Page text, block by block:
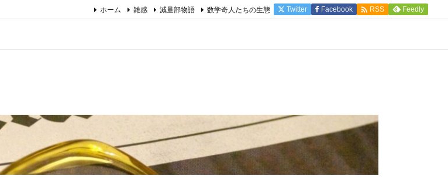
ホーム 雑感 減量部物語 数学奇人たちの生態 Twitter Facebook  RSS Feedly